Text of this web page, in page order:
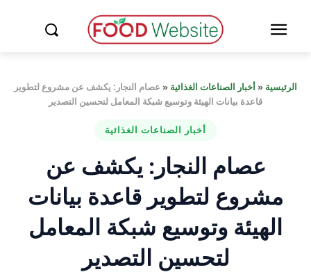
الرئيسية «أخبار الصناعات الغذائية « عصام النجار: يكشف عن مشروع لتطوير
قاعدة بيانات الهيئة وتوسيع شبكة المعامل لتحسين التصدير
أخبار الصناعات الغذائية
عصام النجار: يكشف عن
مشروع لتطوير قاعدة بيانات
الهيئة وتوسيع شبكة المعامل
لتحسين التصدير